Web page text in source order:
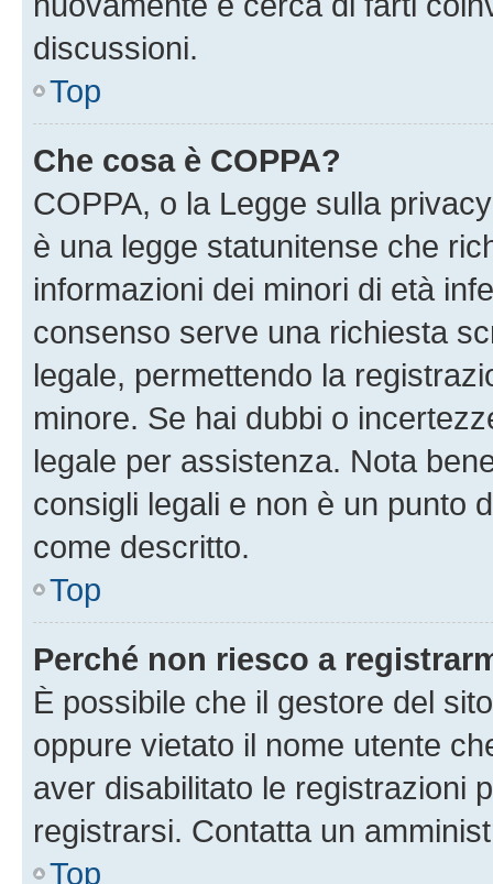
discussioni.
Top
Che cosa è COPPA?
COPPA, o la Legge sulla
è una legge statunitense che
informazioni dei minori di età
consenso serve una richiesta
legale, permettendo la
minore. Se hai dubbi o
legale per assistenza. Nota
consigli legali e non è un punto
come descritto.
Top
Perché non riesco a
È possibile che il gestore del
oppure vietato il nome utente
aver disabilitato le registrazioni
registrarsi. Contatta un
Top